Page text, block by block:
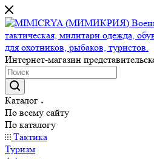
Интернет-магазин
Каталог
По всему сайту
По каталогу
Тактика
Туризм